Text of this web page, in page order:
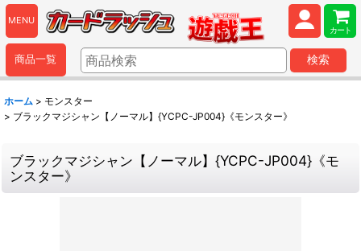
MENU
カート
商品一覧 検索
ホーム > モンスター
> ブラックマジシャン【ノーマル】{YCPC-JP004}《モンスター》
ブラックマジシャン【ノーマル】{YCPC-JP004}《モ
ンスター》